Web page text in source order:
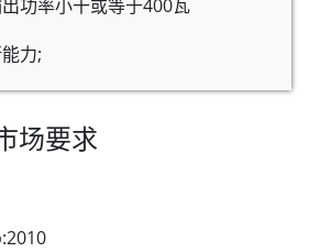
功率小干或等于400瓦
力;
场要求